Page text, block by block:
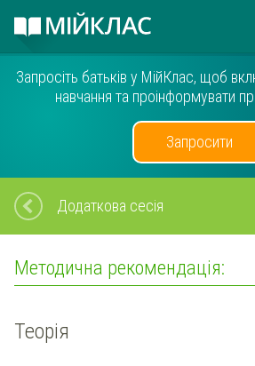
Запросіть батьків у МійКлас, щоб
навчання та проінформувати
Запросити
Додаткова сесія
Методична рекомендація:
Теорія